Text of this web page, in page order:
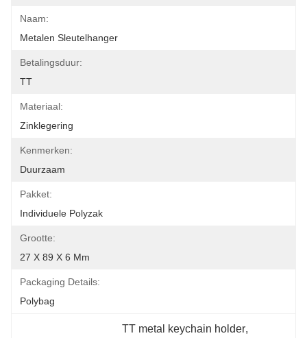
Naam:
Metalen Sleutelhanger
Betalingsduur:
TT
Materiaal:
Zinklegering
Kenmerken:
Duurzaam
Pakket:
Individuele Polyzak
Grootte:
27 X 89 X 6 Mm
Packaging Details:
Polybag
TT metal keychain holder,